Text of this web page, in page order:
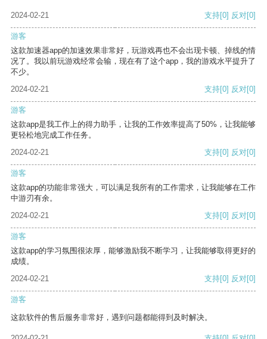
2024-02-21 支持[0] 反对[0]
游客
这款加速器app的加速效果非常好，玩游戏再也不会出现卡顿、掉线的情
况了。我以前玩游戏经常会输，现在有了这个app，我的游戏水平提升了
不少。
2024-02-21
支持[0] 反对[0]
游客
这款app是我工作上的得力助手，让我的工作效率提高了50%，让我能够
更轻松地完成工作任务。
2024-02-21
支持[0] 反对[0]
游客
这款app的功能非常强大，可以满足我所有的工作需求，让我能够在工作
中游刃有余。
2024-02-21
支持[0] 反对[0]
游客
这款app的学习氛围很浓厚，能够激励我不断学习，让我能够取得更好的
成绩。
2024-02-21
支持[0] 反对[0]
游客
这款软件的售后服务非常好，遇到问题都能得到及时解决。